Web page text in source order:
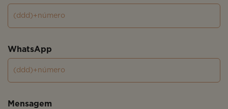
WhatsApp
Mensagem